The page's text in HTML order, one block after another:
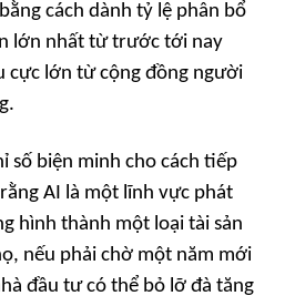
cách dành tỷ lệ phân bổ
lớn nhất từ trước tới nay
cực lớn từ cộng đồng người
số biện minh cho cách tiếp
AI là một lĩnh vực phát
hình thành một loại tài sản
nếu phải chờ một năm mới
đầu tư có thể bỏ lỡ đà tăng